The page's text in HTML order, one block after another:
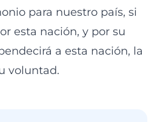
para nuestro país, si
esta nación, y por su
a esta nación, la
voluntad.